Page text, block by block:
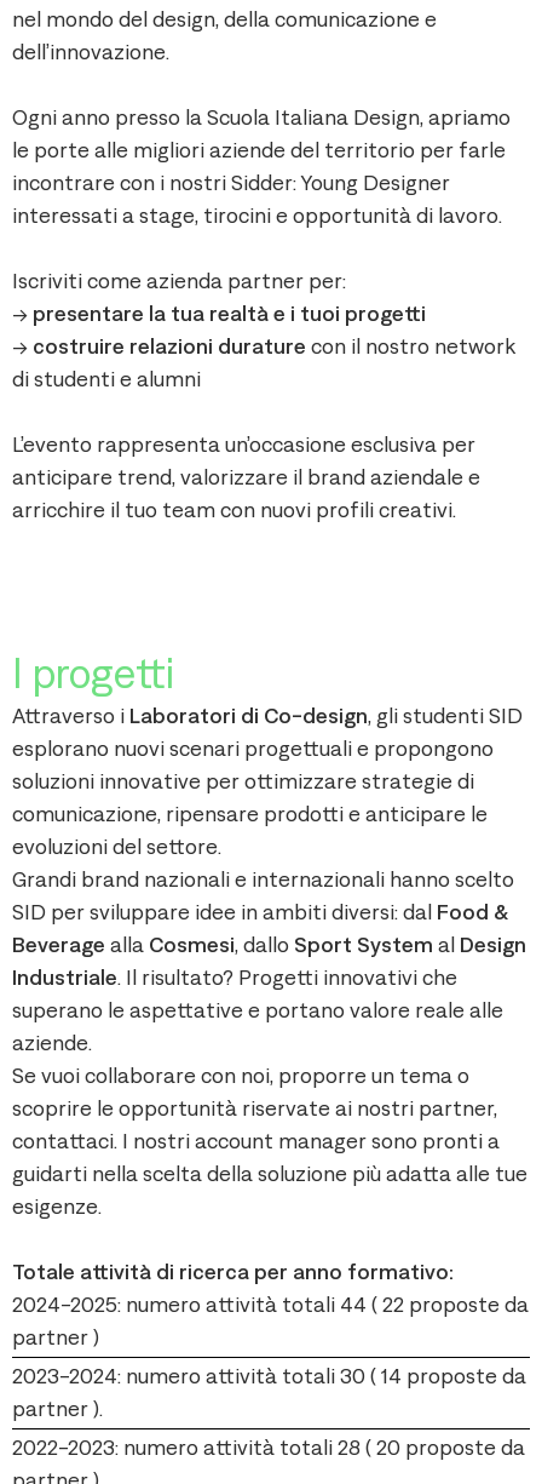
nel mondo del design, della comunicazione e
dell’innovazione.
Ogni anno presso la Scuola Italiana Design, apriamo
le porte alle migliori aziende del territorio per farle
incontrare con i nostri Sidder: Young Designer
interessati a stage, tirocini e opportunità di lavoro.
Iscriviti come azienda partner per:
-> presentare la tua realtà e i tuoi progetti
-> costruire relazioni durature con il nostro network
di studenti e alumni
L’evento rappresenta un’occasione esclusiva per
anticipare trend, valorizzare il brand aziendale e
arricchire il tuo team con nuovi profili creativi.
I progetti
Attraverso i Laboratori di Co-design, gli studenti SID
esplorano nuovi scenari progettuali e propongono
soluzioni innovative per ottimizzare strategie di
comunicazione, ripensare prodotti e anticipare le
evoluzioni del settore.
Grandi brand nazionali e internazionali hanno scelto
SID per sviluppare idee in ambiti diversi: dal Food &
Beverage alla Cosmesi, dallo Sport System al Design
Industriale. Il risultato? Progetti innovativi che
superano le aspettative e portano valore reale alle
aziende.
Se vuoi collaborare con noi, proporre un tema o
scoprire le opportunità riservate ai nostri partner,
contattaci. I nostri account manager sono pronti a
guidarti nella scelta della soluzione più adatta alle tue
esigenze.
Totale attività di ricerca per anno formativo:
2024-2025: numero attività totali 44 ( 22 proposte da
partner )
2023-2024: numero attività totali 30 ( 14 proposte da
partner ).
2022-2023: numero attività totali 28 ( 20 proposte da